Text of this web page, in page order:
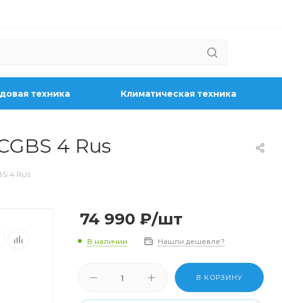
техника Климатическая техника
4 Rus
4 Rus
74 990 ₽/шт
В наличии Нашли дешевле?
В КОРЗИНУ